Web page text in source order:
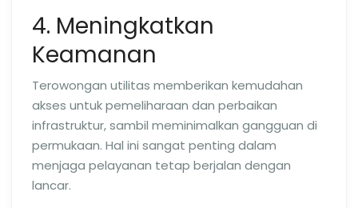
4. Meningkatkan
Keamanan
Terowongan utilitas memberikan kemudahan
akses untuk pemeliharaan dan perbaikan
infrastruktur, sambil meminimalkan gangguan di
permukaan. Hal ini sangat penting dalam
menjaga pelayanan tetap berjalan dengan
lancar.